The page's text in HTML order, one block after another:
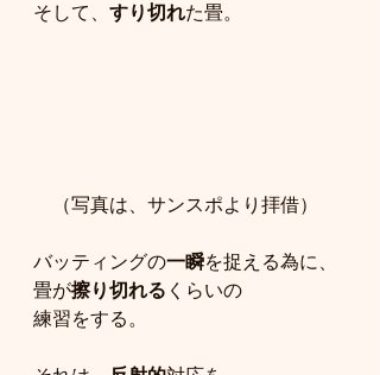
そして、 すり切れた畳。
（写真は、サンスポより拝借）
バッティングの一瞬を捉える為に、
畳が擦り切れる くらいの
練習をする。